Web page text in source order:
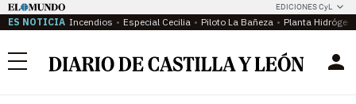
EDICIONES CyL
ES NOTICIA Incendios Especial Cecilia Piloto La Bañeza Planta
Menú